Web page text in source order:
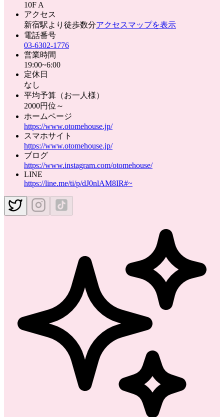
10F A
アクセス
新宿駅より徒歩数分アクセスマップを表示
電話番号
03-6302-1776
営業時間
19:00~6:00
定休日
なし
平均予算（お一人様）
2000円位～
ホームページ
https://www.otomehouse.jp/
スマホサイト
https://www.otomehouse.jp/
ブログ
https://www.instagram.com/otomehouse/
LINE
https://line.me/ti/p/dJ0nlAM8IR#~